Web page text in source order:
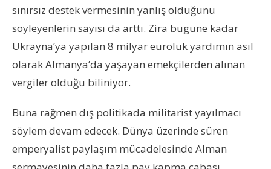
sınırsız destek vermesinin yanlış olduğunu
söyleyenlerin sayısı da arttı. Zira bugüne kadar
Ukrayna’ya yapılan 8 milyar euroluk yardımın asıl
olarak Almanya’da yaşayan emekçilerden alınan
vergiler olduğu biliniyor.
Buna rağmen dış politikada militarist yayılmacı
söylem devam edecek. Dünya üzerinde süren
emperyalist paylaşım mücadelesinde Alman